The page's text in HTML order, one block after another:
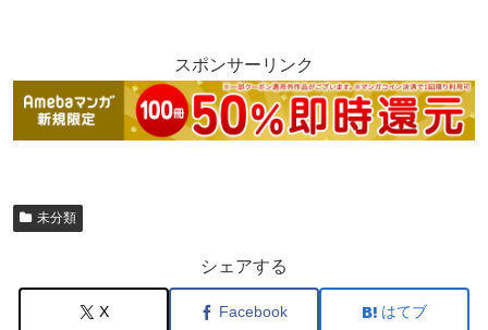
スポンサーリンク
未分類
シェアする
X Facebook はてブ